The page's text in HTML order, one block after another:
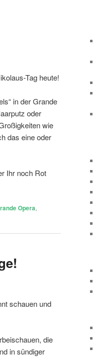
Tag heute!
in der Grande
oder
wie
das eine oder
Ihr noch Rot
Opera,
schauen und
die
in sündiger